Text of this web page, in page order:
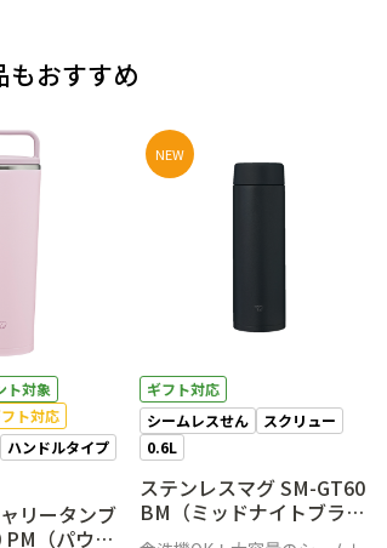
もおすすめ
ト対象
ト対応
ハンドルタイプ
リータンブ
PM（パウダ
NEW
ギフト対応
シームレスせん
スクリュー
0.6L
ステンレスマグ SM-GT60
BM（ミッドナイトブラッ
ク）